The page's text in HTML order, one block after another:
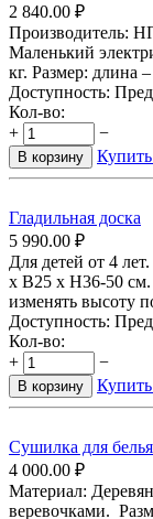
2 840.00 ₽
Производитель:
Маленький
кг. Размер: длина
Доступность:
Кол-во:
+
−
В корзину
Гладильная доска
5 990.00 ₽
Для детей от 4
х B25 х H36-50
изменять высоту
Доступность:
Кол-во:
+
−
В корзину
Сушилка для
4 000.00 ₽
Материал:
веревочками.